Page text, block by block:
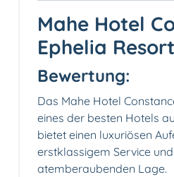
Mahe Hotel
Ephelia Resort
Bewertung:
Das Mahe Hotel
eines der besten Hotels
bietet einen luxuriösen
erstklassigem Service
atemberaubenden Lage.